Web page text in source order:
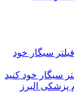
سیگار خود کنید
پزشکی البرز